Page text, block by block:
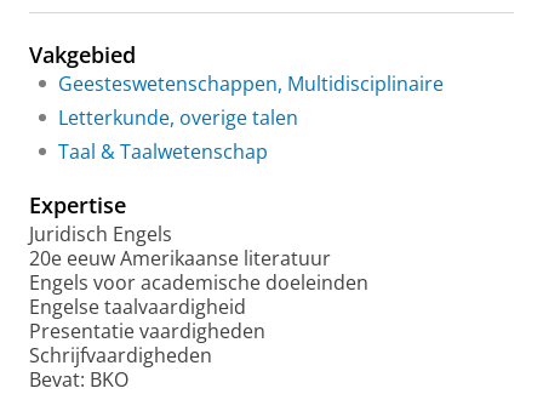
e
a
g
e
Vakgebied
Geesteswetenschappen, Multidisciplinaire
Letterkunde, overige talen
Taal & Taalwetenschap
Expertise
Juridisch Engels
20e eeuw Amerikaanse literatuur
Engels voor academische doeleinden
Engelse taalvaardigheid
Presentatie vaardigheden
Schrijfvaardigheden
Bevat: BKO